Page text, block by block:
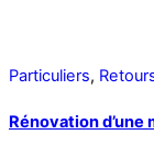
Particuliers,
Rénovation